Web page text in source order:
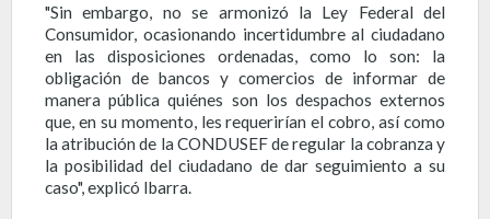
"Sin embargo, no se armonizó la Ley Federal del
Consumidor, ocasionando incertidumbre al ciudadano
en las disposiciones ordenadas, como lo son: la
obligación de bancos y comercios de informar de
manera pública quiénes son los despachos externos
que, en su momento, les requerirían el cobro, así como
la atribución de la CONDUSEF de regular la cobranza y
la posibilidad del ciudadano de dar seguimiento a su
caso", explicó Ibarra.